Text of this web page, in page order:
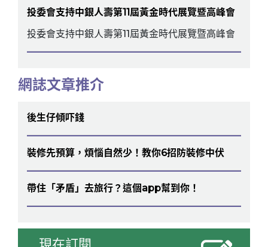
投委會支持中銀人壽第11屆黃金時代展覽暨高峰會
投委會支持中銀人壽第11屆黃金時代展覽暨高峰會
網誌文章推介
後生仔傾吓錢
裝修先預算，煩惱自然少！教你6招防裝修中伏
帶住「矛盾」去旅行？這個app幫到你！